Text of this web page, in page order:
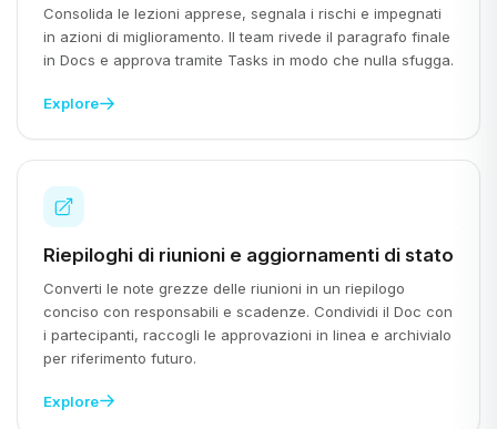
Consolida le lezioni apprese, segnala i rischi e impegnati
in azioni di miglioramento. Il team rivede il paragrafo finale
in Docs e approva tramite Tasks in modo che nulla sfugga.
Explore
Riepiloghi di riunioni e aggiornamenti di stato
Converti le note grezze delle riunioni in un riepilogo
conciso con responsabili e scadenze. Condividi il Doc con
i partecipanti, raccogli le approvazioni in linea e archivialo
per riferimento futuro.
Explore